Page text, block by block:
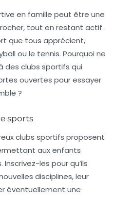
en famille peut être une
tout en restant actif.
que tous apprécient,
ou le tennis. Pourquoi ne
des clubs sportifs qui
ouvertes pour essayer
?
sports
clubs sportifs proposent
aux enfants
les pour qu’ils
disciplines, leur
éventuellement une